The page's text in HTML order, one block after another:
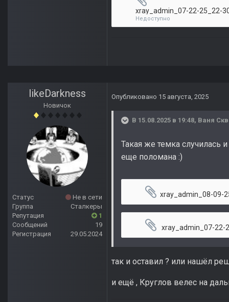
Недоступно
likeDarkness
Новичок
Статус
Не в сети
Группа
Сталкеры
Репутация
1
Сообщений
19
Регистрация
29.05.2024
Опубликовано 15 августа, 2025
В 15.08.2025 в 19:48, Ваня
Такая же темка случилась
еще поломана :)
xray_admin_08-09-25_01-
xray_admin_07-22-
так и оставил ? или нашёл
и ещё , Круглов велес на